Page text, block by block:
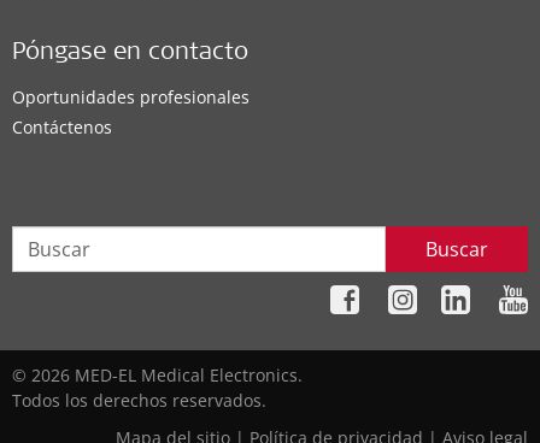
Póngase en contacto
Oportunidades profesionales
Contáctenos
Buscar
© 2026 MED-EL Medical Electronics.
Todos los derechos reservados.
Mapa del sitio | Política de privacidad | Aviso legal